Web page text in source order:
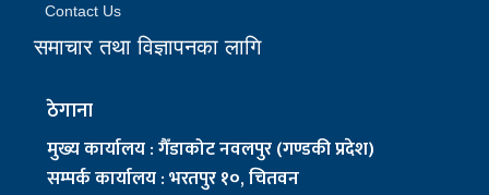
Contact Us
समाचार तथा विज्ञापनका लागि
ठेगाना
मुख्य कार्यालय : गैँडाकोट नवलपुर (गण्डकी प्रदेश)
सम्पर्क कार्यालय : भरतपुर १०, चितवन